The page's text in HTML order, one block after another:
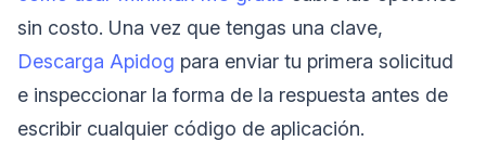
sin costo. Una vez que tengas una clave,
Descarga Apidog para enviar tu primera solicitud
e inspeccionar la forma de la respuesta antes de
escribir cualquier código de aplicación.